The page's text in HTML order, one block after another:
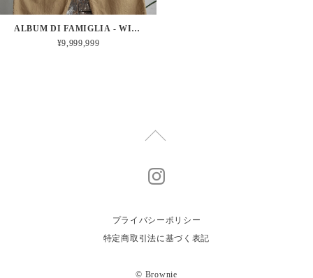
ALBUM DI FAMIGLIA - WIDE&SHORT TROUSERS TC (GOLD)
¥9,999,999
プライバシーポリシー
特定商取引法に基づく表記
© Brownie